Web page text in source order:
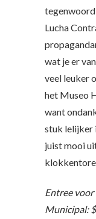
Lucha
wat je er
veel leuker
het Museo
want
stuk lelijker
juist mooi
Entree
Municipal: